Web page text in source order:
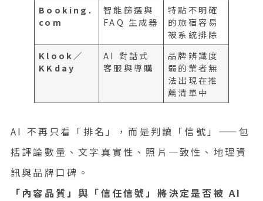
Booking.
com
智能篩選與
FAQ 生成器
特點不明確
的旅宿容易
被系統排除
Klook／
KKday
AI 對話式
客服與導購
品牌辨識度
弱的業者無
法出現在推
薦清單中
AI 不再只看「排名」，而是判讀「信號」——包
括評論數量、文字真實性、照片一致性、地理資
訊與品牌口碑。
「內容品質」與「信任信號」將決定是否被 AI